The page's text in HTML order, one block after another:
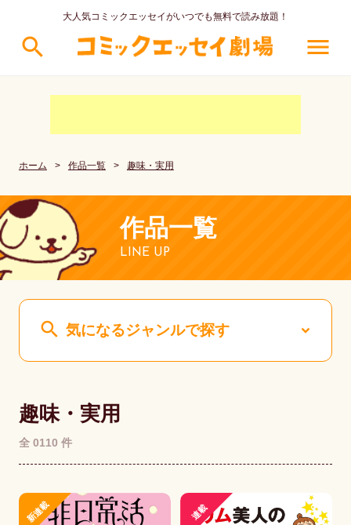
大人気コミックエッセイがいつでも無料で読み放題！
search menu
ホーム > 作品一覧 > 趣味・実用
作品一覧
LINE UP
search 気になるジャンルで探す
趣味・実用
全 0110 件
新連載 連載